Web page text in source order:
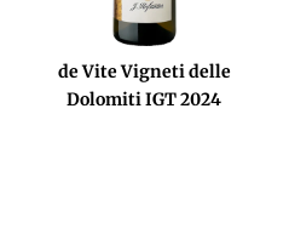
de Vite Vigneti delle
Dolomiti IGT 2024